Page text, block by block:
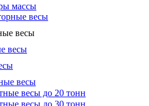
массы
весы
весы
весы
весы
весы до 20 тонн
весы до 30 тонн